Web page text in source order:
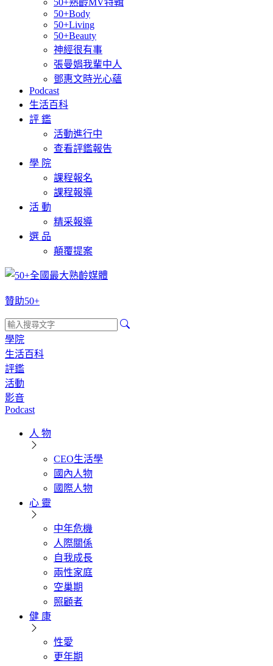
50+熟齡MV特輯
50+Body
50+Living
50+Beauty
神經很有事
張曼娟我輩中人
鄧惠文時光心蘊
Podcast
生活百科
評 鑑
活動進行中
查看評鑑報告
學 院
課程報名
課程報導
活 動
精采報導
選 品
顛覆提案
贊助50+
學院
生活百科
評鑑
活動
影音
Podcast
人 物
CEO生活學
國內人物
國際人物
心 靈
中年危機
人際關係
自我成長
兩性家庭
空巢期
照顧者
健 康
性愛
更年期